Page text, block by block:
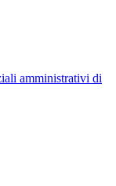
amministrativi di